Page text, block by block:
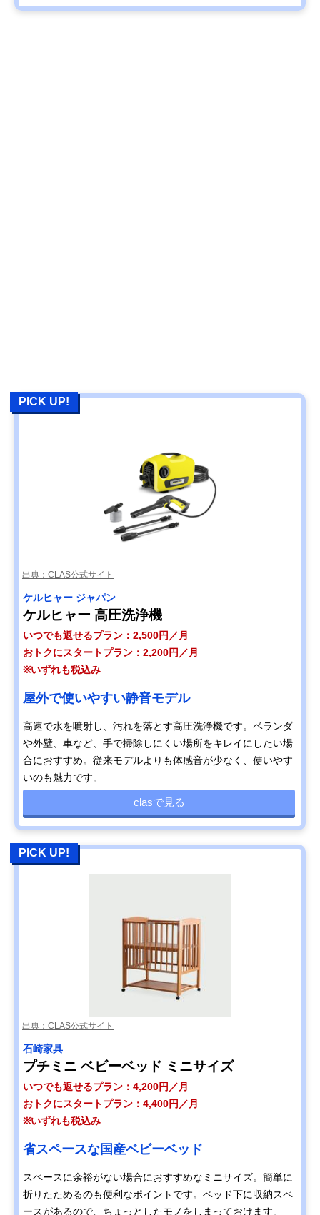
PICK UP!
出典：CLAS公式サイト
ケルヒャー ジャパン
ケルヒャー 高圧洗浄機
いつでも返せるプラン：2,500円／月
おトクにスタートプラン：2,200円／月
※いずれも税込み
屋外で使いやすい静音モデル
高速で水を噴射し、汚れを落とす高圧洗浄機です。ベランダ
や外壁、車など、手で掃除しにくい場所をキレイにしたい場
合におすすめ。従来モデルよりも体感音が少なく、使いやす
いのも魅力です。
clasで見る
PICK UP!
出典：CLAS公式サイト
石崎家具
プチミニ ベビーベッド ミニサイズ
いつでも返せるプラン：4,200円／月
おトクにスタートプラン：4,400円／月
※いずれも税込み
省スペースな国産ベビーベッド
スペースに余裕がない場合におすすめなミニサイズ。簡単に
折りたためるのも便利なポイントです。ベッド下に収納スペ
ースがあるので、ちょっとしたモノをしまっておけます。